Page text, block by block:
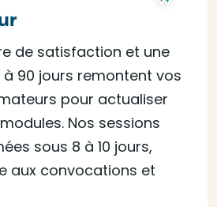
de satisfaction et une
90 jours remontent vos
pour actualiser
Nos sessions
sous 8 à 10 jours,
aux convocations et